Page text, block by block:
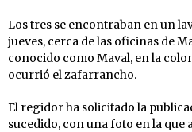
Los tres se encontraban en un
jueves, cerca de las oficinas de
conocido como Maval, en la
ocurrió el zafarrancho.
El regidor ha solicitado la
sucedido, con una foto en la que